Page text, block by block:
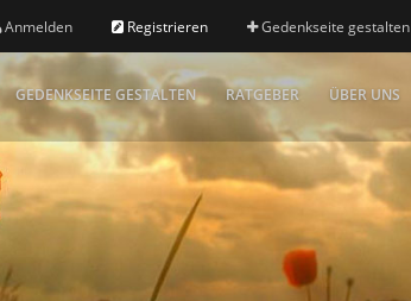
Anmelden Registrieren Gedenkseite gestalten
GEDENKSEITE GESTALTEN RATGEBER ÜBER UNS